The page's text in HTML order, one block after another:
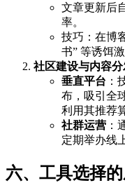
文章更新后
率。
技巧：在博
书” 等诱饵
社区建设与内容分
垂直平台 ：
布，吸引全
利用其推荐
社群运营 ：
定期举办线
六、工具选择